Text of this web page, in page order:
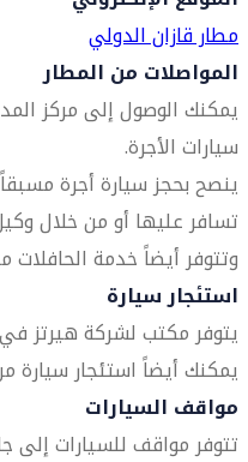
مطار قازان الدولي
المواصلات من المطار
يمكنك الوصول إلى مركز
سيارات الأجرة.
ينصح بحجز سيارة أجرة
تسافر عليها أو من خلال
وتتوفر أيضاً خدمة الحافلات
استئجار سيارة
يتوفر مكتب لشركة هيرتز
يمكنك أيضاً استئجار سيارة
مواقف السيارات
تتوفر مواقف للسيارات إلى